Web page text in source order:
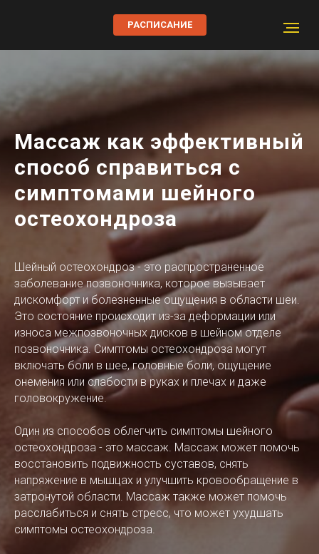
РАСПИСАНИЕ
Массаж как эффективный
способ справиться с
симптомами шейного
остеохондроза
Шейный остеохондроз - это распространенное
заболевание позвоночника, которое вызывает
дискомфорт и болезненные ощущения в области шеи.
Это состояние происходит из-за деформации или
износа межпозвоночных дисков в шейном отделе
позвоночника. Симптомы остеохондроза могут
включать боли в шее, головные боли, ощущение
онемения или слабости в руках и плечах и даже
головокружение.
Один из способов облегчить симптомы шейного
остеохондроза - это массаж. Массаж может помочь
восстановить подвижность суставов, снять
напряжение в мышцах и улучшить кровообращение в
затронутой области. Массаж также может помочь
расслабиться и снять стресс, что может ухудшать
симптомы остеохондроза.